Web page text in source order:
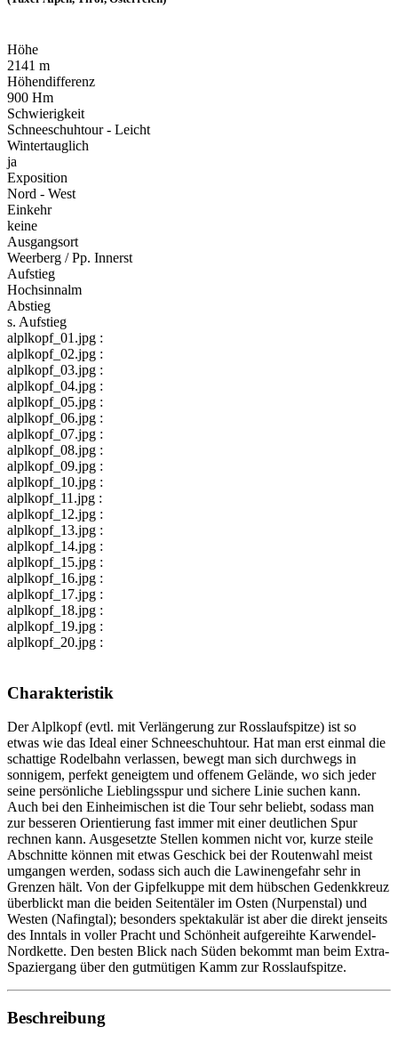
Höhe
2141 m
Höhendifferenz
900 Hm
Schwierigkeit
Schneeschuhtour - Leicht
Wintertauglich
ja
Exposition
Nord - West
Einkehr
keine
Ausgangsort
Weerberg / Pp. Innerst
Aufstieg
Hochsinnalm
Abstieg
s. Aufstieg
alplkopf_01.jpg :
alplkopf_02.jpg :
alplkopf_03.jpg :
alplkopf_04.jpg :
alplkopf_05.jpg :
alplkopf_06.jpg :
alplkopf_07.jpg :
alplkopf_08.jpg :
alplkopf_09.jpg :
alplkopf_10.jpg :
alplkopf_11.jpg :
alplkopf_12.jpg :
alplkopf_13.jpg :
alplkopf_14.jpg :
alplkopf_15.jpg :
alplkopf_16.jpg :
alplkopf_17.jpg :
alplkopf_18.jpg :
alplkopf_19.jpg :
alplkopf_20.jpg :
Charakteristik
Der Alplkopf (evtl. mit Verlängerung zur Rosslaufspitze) ist so
etwas wie das Ideal einer Schneeschuhtour. Hat man erst einmal die
schattige Rodelbahn verlassen, bewegt man sich durchwegs in
sonnigem, perfekt geneigtem und offenem Gelände, wo sich jeder
seine persönliche Lieblingsspur und sichere Linie suchen kann.
Auch bei den Einheimischen ist die Tour sehr beliebt, sodass man
zur besseren Orientierung fast immer mit einer deutlichen Spur
rechnen kann. Ausgesetzte Stellen kommen nicht vor, kurze steile
Abschnitte können mit etwas Geschick bei der Routenwahl meist
umgangen werden, sodass sich auch die Lawinengefahr sehr in
Grenzen hält. Von der Gipfelkuppe mit dem hübschen Gedenkkreuz
überblickt man die beiden Seitentäler im Osten (Nurpenstal) und
Westen (Nafingtal); besonders spektakulär ist aber die direkt jenseits
des Inntals in voller Pracht und Schönheit aufgereihte Karwendel-
Nordkette. Den besten Blick nach Süden bekommt man beim Extra-
Spaziergang über den gutmütigen Kamm zur Rosslaufspitze.
Beschreibung